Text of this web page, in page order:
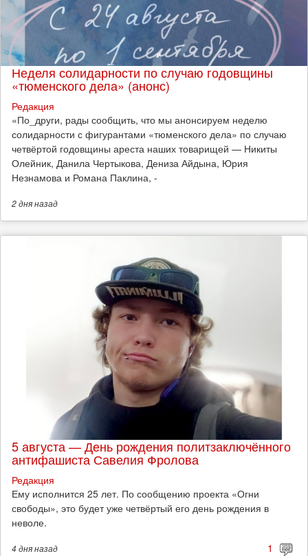
Неделя солидарности по случаю годовщины
«тюменского дела» (анонс)
Редакция
​«По_други, рады сообщить, что мы анонсируем неделю
солидарности с фигурантами «тюменского дела» по случаю
четвёртой годовщины ареста наших товарищей — Никиты
Олейник, Данила Чертыкова, Дениза Айдына, Юрия
Незнамова и Романа Паклина, -
2 дняназад
5 августа — День рождения политзаключённого
антифашиста Савелия Фролова
Редакция
Ему исполнится 25 лет. По сообщению проекта «Огни
свободы», это будет уже четвёртый его день рождения в
неволе.
4 дняназад 1